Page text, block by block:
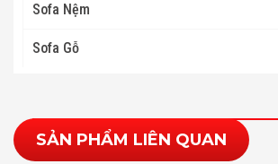
Sofa Nệm
Sofa Gỗ
SẢN PHẨM LIÊN QUAN